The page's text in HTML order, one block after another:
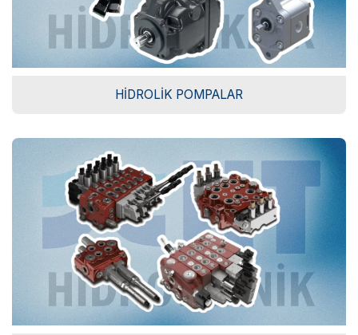
HIDROLIK POMPALAR